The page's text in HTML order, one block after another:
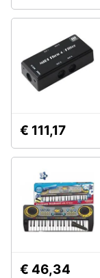
€ 111,17
€ 46,34